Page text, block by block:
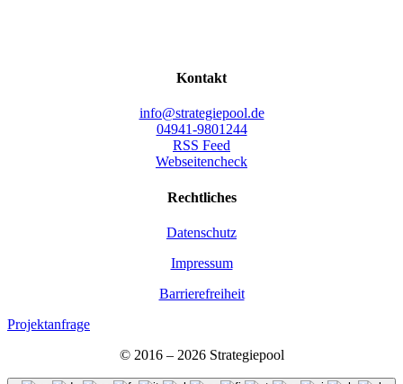
Kon­takt
info@strategiepool.de
04941-9801244
RSS Feed
Webseitencheck
Recht­li­ches
Daten­schutz
Impres­sum
Bar­rie­re­frei­heit
Projektanfrage
© 2016 – 2026 Stra­te­gie­pool